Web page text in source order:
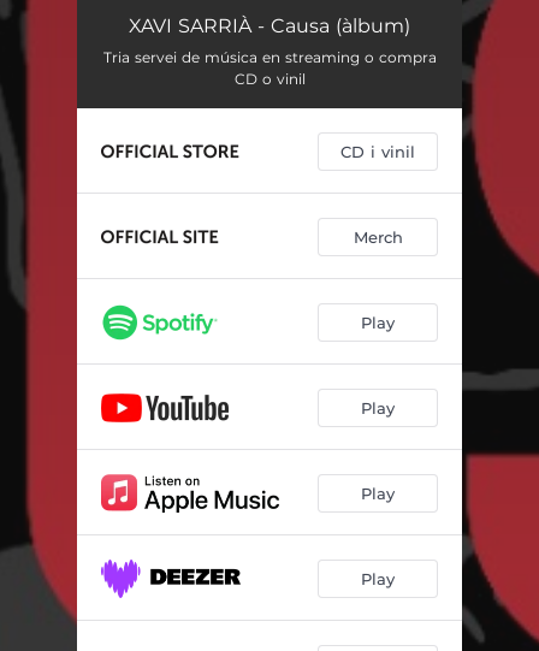
XAVI SARRIÀ - Causa (àlbum)
Tria servei de música en streaming o compra
CD o vinil
CD i vinil
Merch
Play
Play
Play
Play